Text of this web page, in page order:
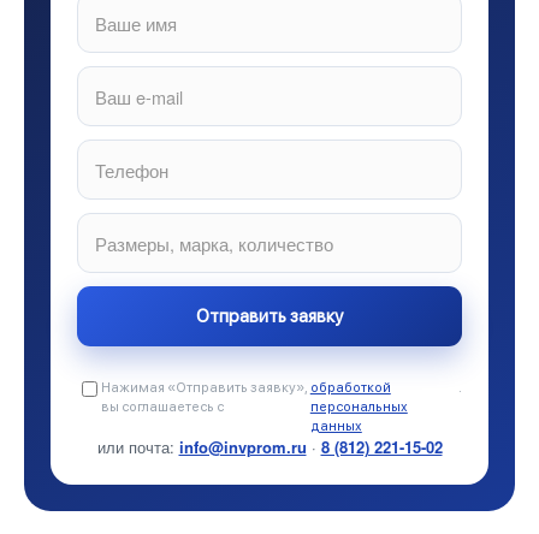
Нажимая «Отправить заявку»,
вы соглашаетесь с
обработкой
персональных
данных
.
или почта: info@invprom.ru · 8 (812) 221-15-02